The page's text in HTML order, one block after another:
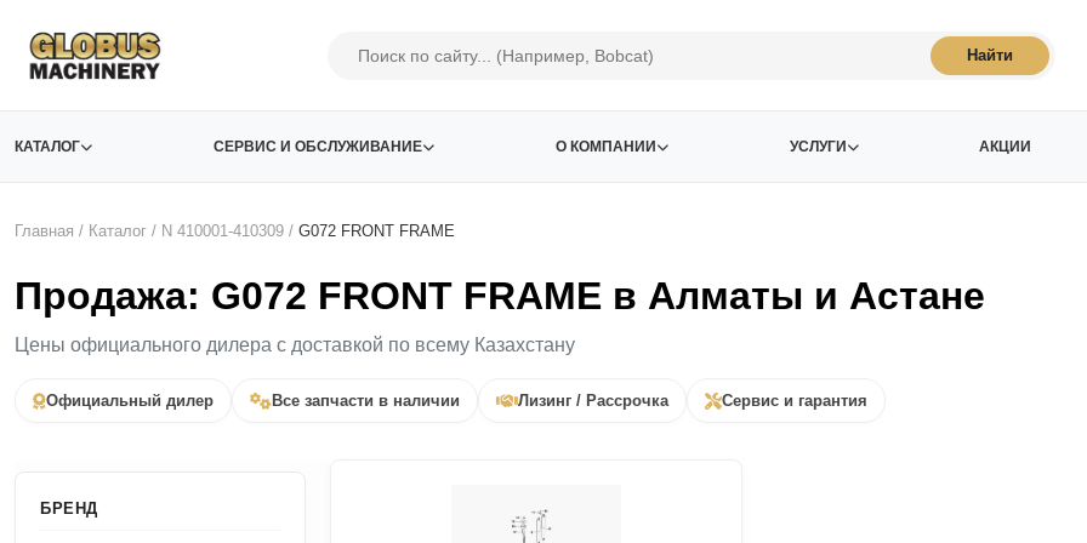
Найти
КАТАЛОГ СЕРВИС И ОБСЛУЖИВАНИЕ О КОМПАНИИ УСЛУГИ АКЦИИ
Главная / Каталог / N 410001-410309 / G072 FRONT FRAME
Продажа: G072 FRONT FRAME в Алматы и Астане
Цены официального дилера с доставкой по всему Казахстану
Официальный дилер Все запчасти в наличии Лизинг / Рассрочка Сервис и гарантия
БРЕНД